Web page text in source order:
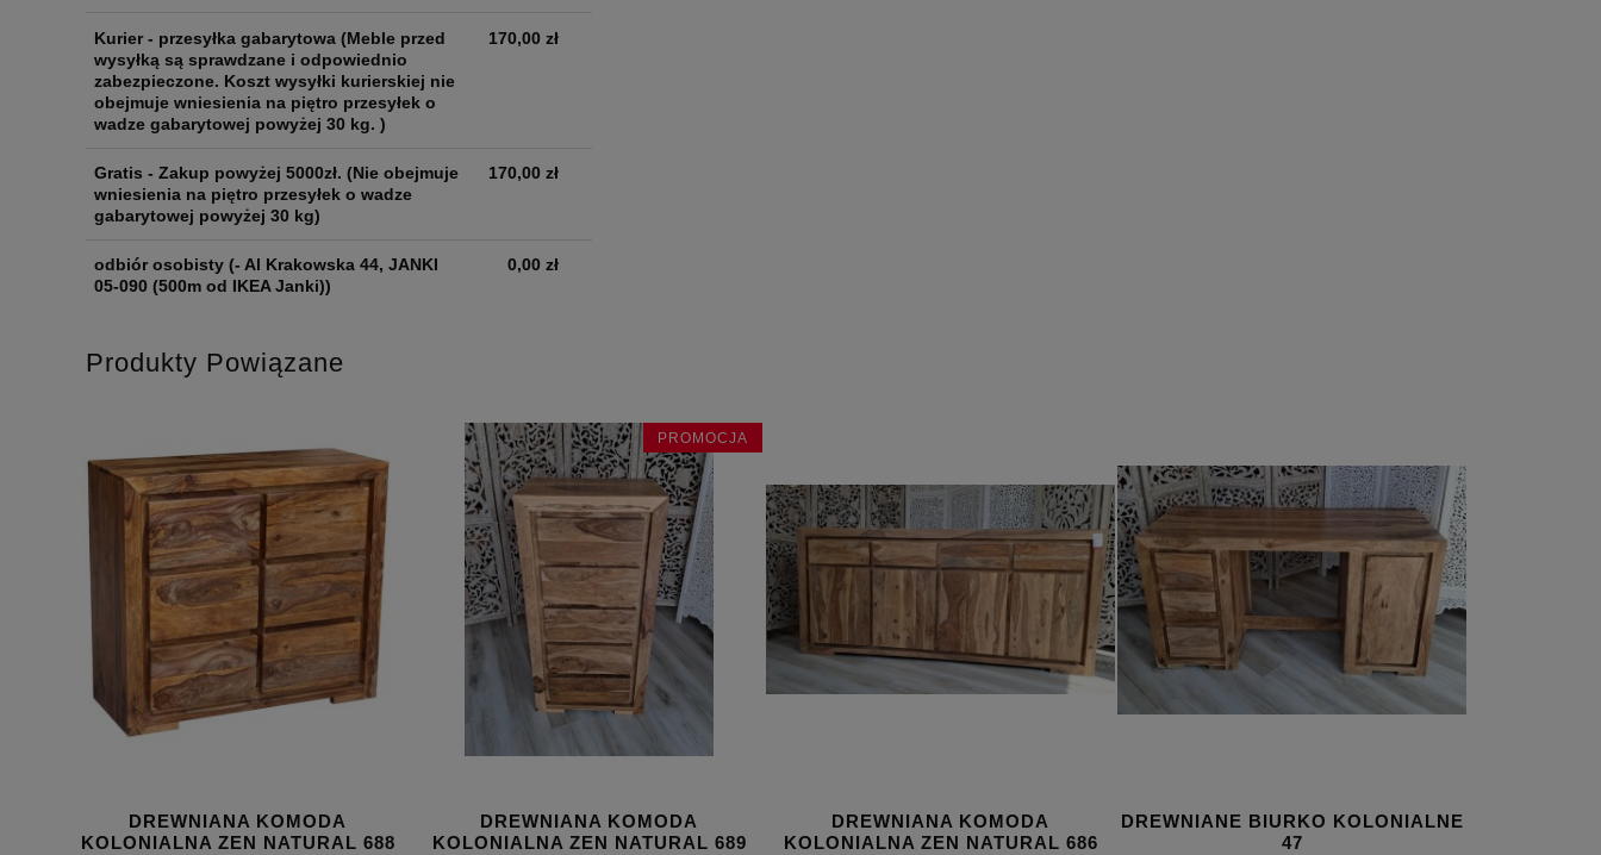
Kurier - przesyłka gabarytowa (Meble przed
wysyłką są sprawdzane i odpowiednio
zabezpieczone. Koszt wysyłki kurierskiej nie
obejmuje wniesienia na piętro przesyłek o
wadze gabarytowej powyżej 30 kg. )
170,00 zł
Gratis - Zakup powyżej 5000zł. (Nie obejmuje
wniesienia na piętro przesyłek o wadze
gabarytowej powyżej 30 kg)
170,00 zł
odbiór osobisty (- Al Krakowska 44, JANKI
05-090 (500m od IKEA Janki))
0,00 zł
Produkty Powiązane
DREWNIANA KOMODA
KOLONIALNA ZEN NATURAL 688
DREWNIANA KOMODA
KOLONIALNA ZEN NATURAL 689
PROMOCJA
DREWNIANA KOMODA
KOLONIALNA ZEN NATURAL 686
DREWNIANE BIURKO KOLONIALNE
47